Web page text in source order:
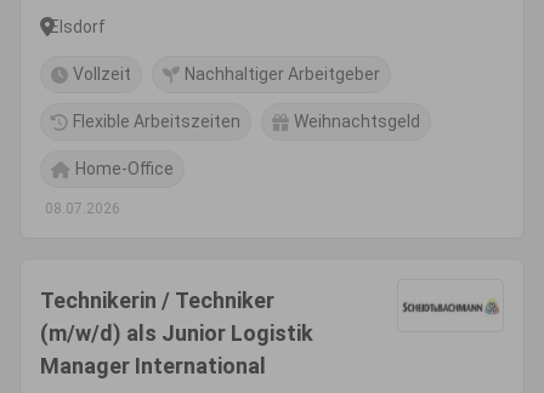
Elsdorf
Vollzeit Nachhaltiger Arbeitgeber
Flexible Arbeitszeiten Weihnachtsgeld
Home-Office
08.07.2026
Technikerin / Techniker
(m/w/d) als Junior Logistik
Manager International